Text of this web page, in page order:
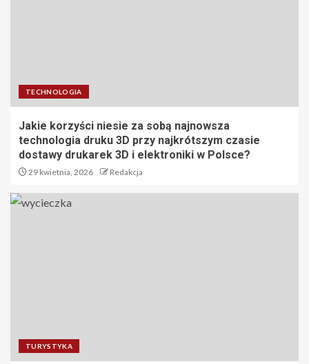
TECHNOLOGIA
Jakie korzyści niesie za sobą najnowsza
technologia druku 3D przy najkrótszym czasie
dostawy drukarek 3D i elektroniki w Polsce?
29 kwietnia, 2026 Redakcja
TURYSTYKA